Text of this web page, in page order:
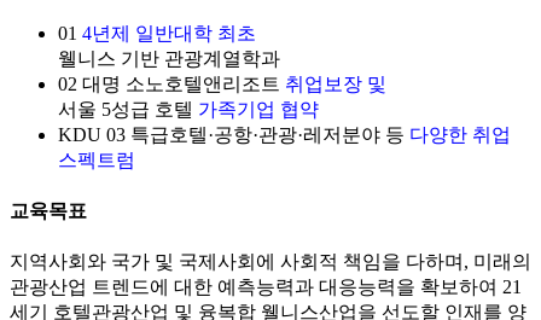
01 4년제 일반대학 최초
웰니스 기반 관광계열학과
02 대명 소노호텔앤리조트 취업보장 및
서울 5성급 호텔 가족기업 협약
KDU 03 특급호텔·공항·관광·레저분야 등 다양한 취업
스펙트럼
교육목표
지역사회와 국가 및 국제사회에 사회적 책임을 다하며, 미래의
관광산업 트렌드에 대한 예측능력과 대응능력을 확보하여 21
세기 호텔관광산업 및 융복합 웰니스산업을 선도할 인재를 양